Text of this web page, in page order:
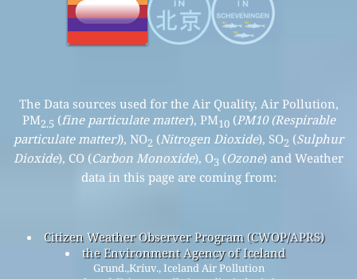
The Data sources used for the Air Quality, Air Pollution,
PM2.5 (fine particulate matter), PM10(PM10 (Respirable
particulate matter)), NO2 (Nitrogen Dioxide), SO2 (Sulphur
Dioxide), CO (Carbon Monoxide), O3 (Ozone) and Weather
data in this page are coming from:
Citizen Weather Observer Program (CWOP/APRS)
the Environment Agency of Iceland
Grund.,Kríuv., Iceland Air Pollution